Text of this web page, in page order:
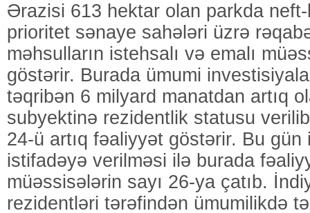
Ərazisi 613 hektar olan parkda
prioritet sənaye sahələri üzrə
məhsulların istehsalı və emalı
göstərir. Burada ümumi
təqribən 6 milyard manatdan artıq
subyektinə rezidentlik statusu
24-ü artıq fəaliyyət göstərir. Bu gün
istifadəyə verilməsi ilə burada
müəssisələrin sayı 26-ya çatıb.
rezidentləri tərəfindən ümumilikdə